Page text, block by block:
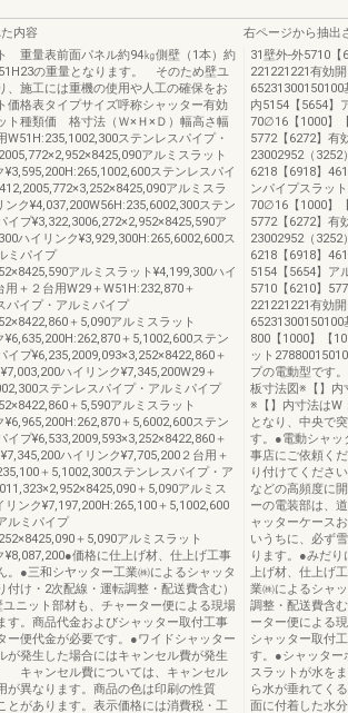
内容
重量表前面パネル約94㎏側壁（1本）約
の重量となります。 そのため壁ユ
、施工には重機の使用や人工の確保をお
価格表タイプサイズ呼称シャッター有効
ト種類価 格寸法（Ｗ×Ｈ×Ｄ）幅高さ幅
W51H:235,1002,300ステンレスパイプ・
アルミスラット
¥3,595,200H:265,1002,600ステンレスパイ
アルミスラ
ンク¥4,037,200W56H:235,6002,300ステン
イプ¥3,322,3006,272×2,952×8425,590ア
ハイリンク¥3,929,300H:265,6002,600ス
ミパイプ
アルミスラット¥4,199,300ハイ
用＋２台用W29＋W51H:232,870＋
パイプ・アルミパイプ
＋5,090アルミスラット
¥6,635,200H:262,870＋5,1002,600ステン
イプ¥6,235,2009,093×3,252×8422,860＋
ハイリンク¥7,345,200W29＋
ステンレスパイプ・アルミパイプ
＋5,590アルミスラット
¥6,965,200H:262,870＋5,6002,600ステン
イプ¥6,533,2009,593×3,252×8422,860＋
ハイリンク¥7,705,200２台用＋
＋5,1002,300ステンレスパイプ・ア
＋5,090アルミス
リンク¥7,197,200H:265,100＋5,1002,600
ルミパイプ
＋5,090アルミスラット
¥8,087,200●価格に仕上げ材、仕上げ工事
。●三和シヤッター工業㈱によるシャッタ
付け・2次配線・運転調整・配送費含む）
ニット部材も、チャーター便による現場
す。商品代金およびシャッター取付工事
ー便代金が必要です。●ワイドシャッター
が発生した場合にはキャンセル費が発生
キャンセル費については、キャンセル
が異なります。商品の色は印刷の性質
とがあります。表示価格には消費税・工
右ページから抽出
31壁外-外5710【
221221221有効
内5154【5654】
70∅16【1000】
5772【6272】有
23002952（
6218【6918】
ンパイプスラッ
70∅16【1000】
5772【6272】有
23002952（
6218【6918】
5154【5654】
5710【6210】
221221221有効
800【1000】【
ット
プの電動型です
板寸法図※【】内
※【】内寸法はW
となり、中央で
す。●電動シャッ
事店にご依頼く
り付けてくださ
などの高頻度に
ーの電装部は、
ャッターケース
いうちに、必ず
ります。●みだ
上げ材、仕上げ
業㈱によるシャ
調整・配送費含
ーター便による
シャッター取付
す。●シャッター
スラットが水を
ら水が垂れてく
面に付着した水